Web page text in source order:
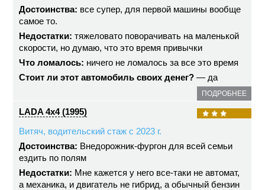
Достоинства: все супер, для первой машины вообще
самое то.
Недостатки: тяжеловато поворачивать на маленькой
скорости, но думаю, что это время привычки
Что ломалось: ничего не ломалось за все это время
Стоит ли этот автомобиль своих денег? — да
ПОДРОБНЕЕ
LADA 4x4 (1995)
Витяч, водительский стаж с 2023 г.
Достоинства: Внедорожник-фургон для всей семьи
ездить по полям
Недостатки: Мне кажется у него все-таки не автомат,
а механика, и двигатель не гибрид, а обычный бензин